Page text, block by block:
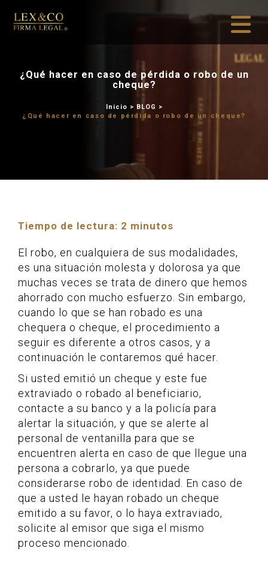
¿Qué hacer en caso de
cheque?
Inicio>BLOG
Tiempo de lectura: 2 minutos
El robo, en cualquiera de sus modalidades,
es una situación molesta y dolorosa ya que
muchas veces se trata de dinero que hemos
ahorrado con mucho esfuerzo. Sin embargo,
cuando lo que se han robado es una
chequera o cheque, el procedimiento a
seguir es diferente a otros casos, y a
continuación le contaremos qué hacer.
Si usted emitió un cheque y este fue
extraviado o robado al beneficiario,
contacte a su banco y a la policía para
alertar la situación, y que se alerte al
personal de ventanilla para que se
encuentren alerta en caso de que llegue una
persona a cobrarlo, ya que puede
considerarse robo de identidad. En caso de
que a usted le hayan robado un cheque
emitido a su favor, o lo haya extraviado,
solicite al emisor que siga el mismo
proceso mencionado.